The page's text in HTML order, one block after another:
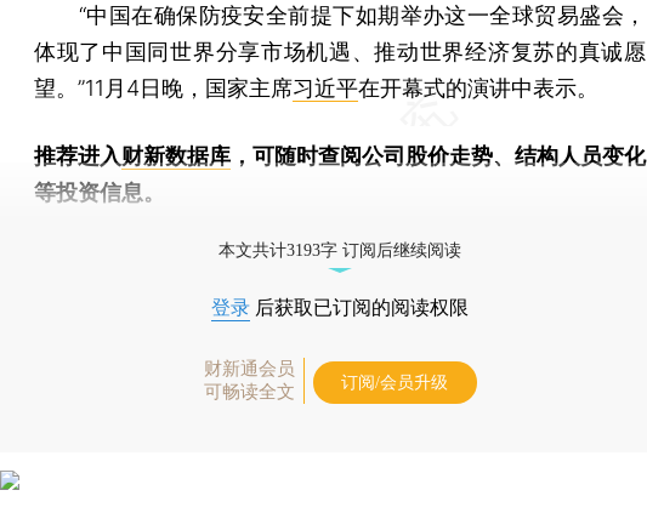
“中国在确保防疫安全前提下如期举办这一全球贸易盛会，
体现了中国同世界分享市场机遇、推动世界经济复苏的真诚愿
望。”11月4日晚，国家主席习近平在开幕式的演讲中表示。
推荐进入财新数据库 ，可随时查阅公司股价走势、结构人员变化
等投资信息。
本文共计3193字 订阅后继续阅读
登录 后获取已订阅的阅读权限
财新通会员
可畅读全文
订阅/会员升级